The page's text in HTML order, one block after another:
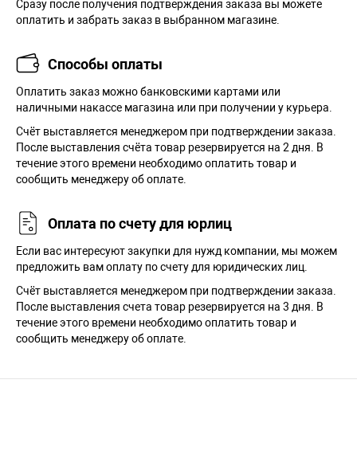
Сразу после получения подтверждения заказа вы можете
оплатить и забрать заказ в выбранном магазине.
Способы оплаты
Оплатить заказ можно банковскими картами или
наличными накассе магазина или при получении у курьера.
Cчёт выставляется менеджером при подтверждении заказа.
После выставления счёта товар резервируется на 2 дня. В
течение этого времени необходимо оплатить товар и
сообщить менеджеру об оплате.
Оплата по счету для юрлиц
Если вас интересуют закупки для нужд компании, мы можем
предложить вам оплату по счету для юридических лиц.
Счёт выставляется менеджером при подтверждении заказа.
После выставления счета товар резервируется на 3 дня. В
течение этого времени необходимо оплатить товар и
сообщить менеджеру об оплате.